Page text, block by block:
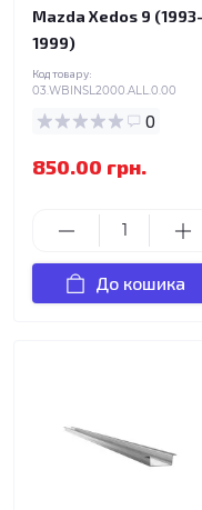
Mazda Xedos 9
1999)
Код товару:
03.WBINSL2000.ALL.0.00
0
850.00 грн.
До кошика